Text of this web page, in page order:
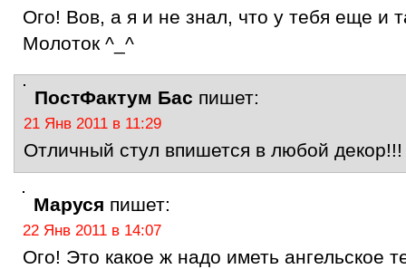
Ого! Вов, а я и не знал, что у тебя еще и
Молоток ^_^
ПостФактум Бас пишет:
21 Янв 2011 в 11:29
Отличный стул впишется в любой декор!!!
Маруся пишет:
22 Янв 2011 в 14:07
Ого! Это какое ж надо иметь ангельское